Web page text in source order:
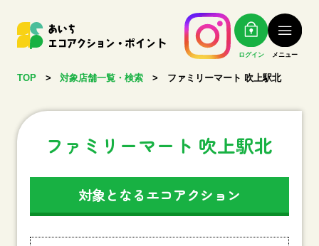
ログイン メニュー
TOP > 対象店舗一覧・検索 > ファミリーマート 吹上駅北
ファミリーマート 吹上駅北
対象となるエコアクション